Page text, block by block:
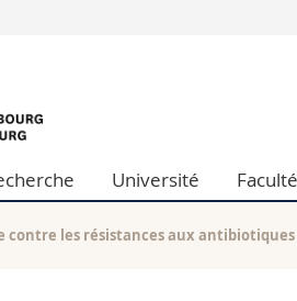
Lettres et sciences humaines
Sciences de l'éducation et
Sciences et médecine
Université
contre les résistances aux antibiotiques